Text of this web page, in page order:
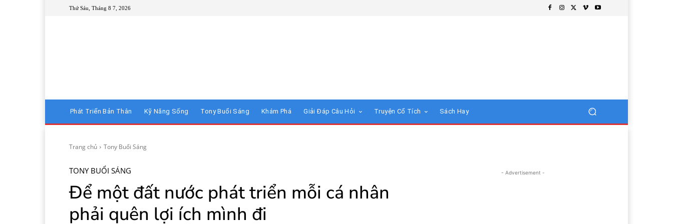
Thứ Sáu, Tháng 8 7, 2026
Phát Triển Bản Thân Kỹ Năng Sống Tony Buổi Sáng Khám Phá Giải Đáp Câu Hỏi Truyện Cổ Tích Sách Hay
Trang chủ Tony Buổi Sáng
TONY BUỔI SÁNG
Để một đất nước phát triển mỗi cá nhân
phải quên lợi ích mình đi
- Advertisement -